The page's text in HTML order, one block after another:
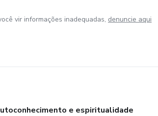
vir informações inadequadas, denuncie aqui
e espiritualidade